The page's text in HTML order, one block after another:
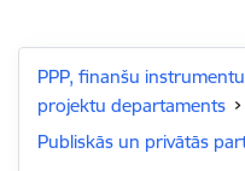
PPP, finanšu
projektu departaments
Publiskās un privātās